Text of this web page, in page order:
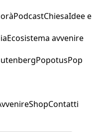
PodcastChiesaIdee e
Ecosistema avvenire
PopotusPop
ShopContatti